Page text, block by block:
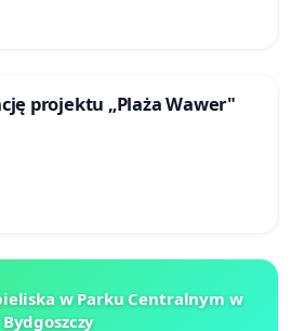
projektu „Plaża Wawer"
w Parku Centralnym w
Bydgoszczy